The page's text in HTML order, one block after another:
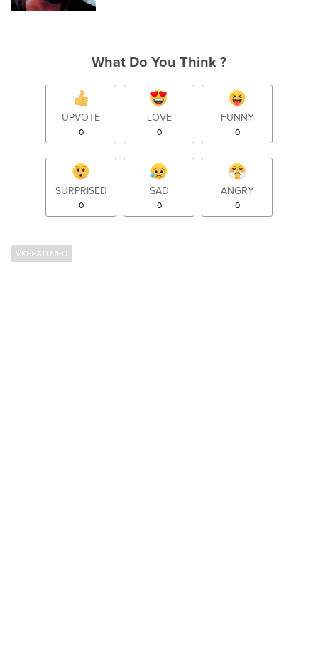
What Do You Think ?
UPVOTE
0
LOVE
0
FUNNY
0
SURPRISED
0
SAD
0
ANGRY
0
VKFEATURED